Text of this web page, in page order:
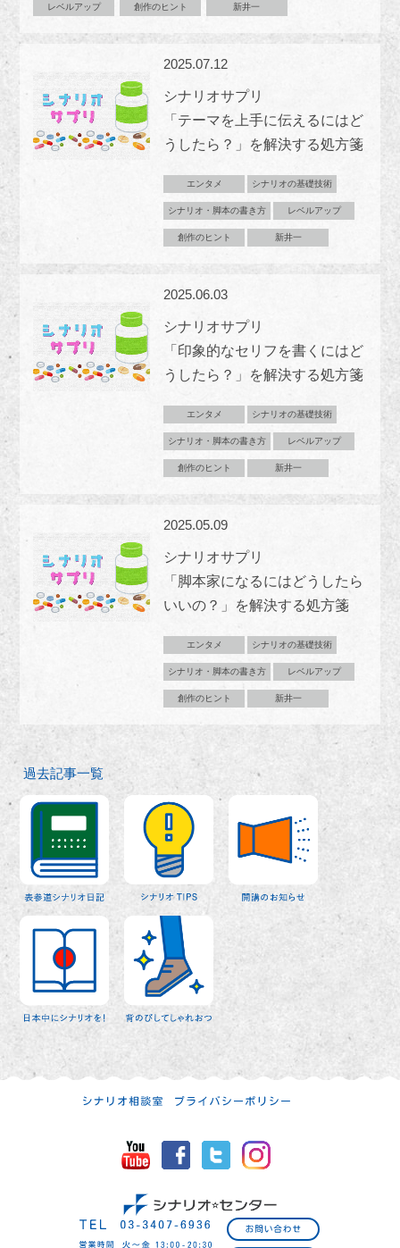
レベルアップ 創作のヒント 新井一
2025.07.12
シナリオサプリ
「テーマを上手に伝えるにはど
うしたら？」を解決する処方箋
エンタメ シナリオの基礎技術
シナリオ・脚本の書き方 レベルアップ
創作のヒント 新井一
2025.06.03
シナリオサプリ
「印象的なセリフを書くにはど
うしたら？」を解決する処方箋
エンタメ シナリオの基礎技術
シナリオ・脚本の書き方 レベルアップ
創作のヒント 新井一
2025.05.09
シナリオサプリ
「脚本家になるにはどうしたら
いいの？」を解決する処方箋
エンタメ シナリオの基礎技術
シナリオ・脚本の書き方 レベルアップ
創作のヒント 新井一
過去記事一覧